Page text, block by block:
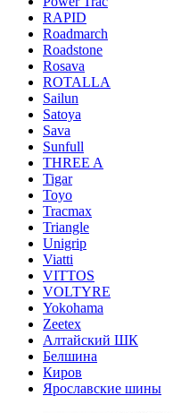
RAPID
Roadmarch
Roadstone
Rosava
ROTALLA
Sailun
Satoya
Sava
Sunfull
THREE A
Tigar
Toyo
Tracmax
Triangle
Unigrip
Viatti
VITTOS
VOLTYRE
Yokohama
Zeetex
Алтайский ШК
Белшина
Киров
Ярославские шины